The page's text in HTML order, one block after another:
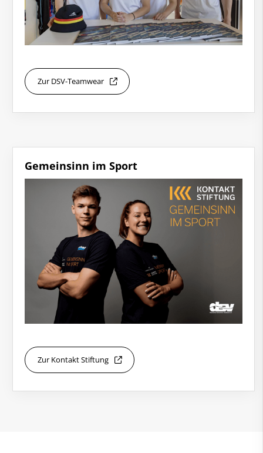
Zur DSV-Teamwear
Gemeinsinn im Sport
Zur Kontakt Stiftung